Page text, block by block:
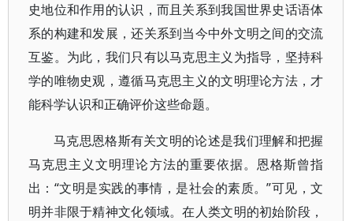
史地位和作用的认识，而且关系到我国世界史话语体
系的构建和发展，还关系到当今中外文明之间的交流
互鉴。为此，我们只有以马克思主义为指导，坚持科
学的唯物史观，遵循马克思主义的文明理论方法，才
能科学认识和正确评价这些命题。
马克思恩格斯有关文明的论述是我们理解和把握
马克思主义文明理论方法的重要依据。恩格斯曾指
出：“文明是实践的事情，是社会的素质。”可见，文
明并非限于精神文化领域。在人类文明的初始阶段，